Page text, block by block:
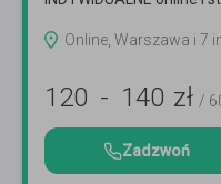
Online, Warszawa i 7
120 - 140 zł /
Zadzwoń